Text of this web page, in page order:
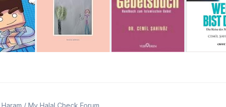
/ My Halal Check Forum